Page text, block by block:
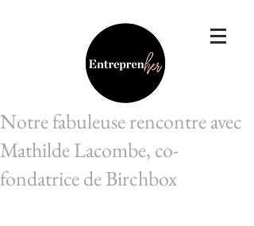
Notre fabuleuse rencontre avec
Mathilde Lacombe, co-
fondatrice de Birchbox